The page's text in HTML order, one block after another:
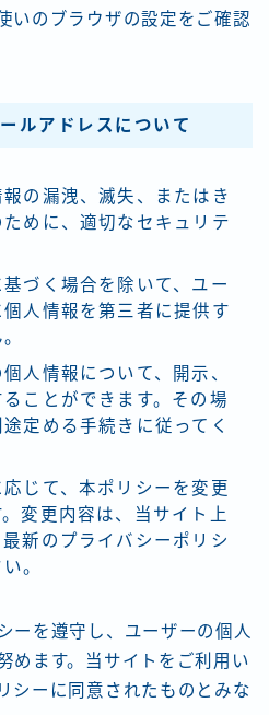
いのブラウザの設定をご確認
ルアドレスについて
の漏洩、滅失、またはき
めに、適切なセキュリテ
づく場合を除いて、ユー
人情報を第三者に提供す
人情報について、開示、
ことができます。その場
定める手続きに従ってく
じて、本ポリシーを変更
変更内容は、当サイト上
新のプライバシーポリシ
。
ーを遵守し、ユーザーの個人
めます。当サイトをご利用い
シーに同意されたものとみな